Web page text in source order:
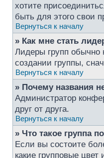
хотите
быть для этого свои
Вернуться к началу
» Как мне стать
Лидеры групп обычно
создании группы,
Вернуться к началу
» Почему названия
Администратор
друг от друга.
Вернуться к началу
» Что такое группа
Если вы состоите
какие групповые